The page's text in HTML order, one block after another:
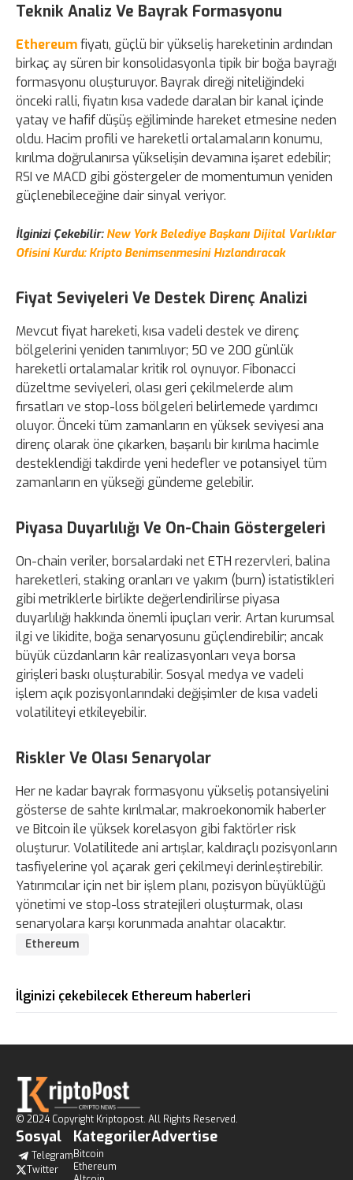
Teknik Analiz Ve Bayrak Formasyonu
Ethereumfiyatı, güçlü bir yükseliş hareketinin ardından
birkaç ay süren bir konsolidasyonla tipik bir boğa bayrağı
formasyonu oluşturuyor. Bayrak direği niteliğindeki
önceki ralli, fiyatın kısa vadede daralan bir kanal içinde
yatay ve hafif düşüş eğiliminde hareket etmesine neden
oldu. Hacim profili ve hareketli ortalamaların konumu,
kırılma doğrulanırsa yükselişin devamına işaret edebilir;
RSI ve MACD gibi göstergeler de momentumun yeniden
güçlenebileceğine dair sinyal veriyor.
İlginizi Çekebilir: New York Belediye Başkanı Dijital Varlıklar
Ofisini Kurdu: Kripto Benimsenmesini Hızlandıracak
Fiyat Seviyeleri Ve Destek Direnç Analizi
Mevcut fiyat hareketi, kısa vadeli destek ve direnç
bölgelerini yeniden tanımlıyor; 50 ve 200 günlük
hareketli ortalamalar kritik rol oynuyor. Fibonacci
düzeltme seviyeleri, olası geri çekilmelerde alım
fırsatları ve stop-loss bölgeleri belirlemede yardımcı
oluyor. Önceki tüm zamanların en yüksek seviyesi ana
direnç olarak öne çıkarken, başarılı bir kırılma hacimle
desteklendiği takdirde yeni hedefler ve potansiyel tüm
zamanların en yükseği gündeme gelebilir.
Piyasa Duyarlılığı Ve On-Chain Göstergeleri
On-chain veriler, borsalardaki net ETH rezervleri, balina
hareketleri, staking oranları ve yakım (burn) istatistikleri
gibi metriklerle birlikte değerlendirilirse piyasa
duyarlılığı hakkında önemli ipuçları verir. Artan kurumsal
ilgi ve likidite, boğa senaryosunu güçlendirebilir; ancak
büyük cüzdanların kâr realizasyonları veya borsa
girişleri baskı oluşturabilir. Sosyal medya ve vadeli
işlem açık pozisyonlarındaki değişimler de kısa vadeli
volatiliteyi etkileyebilir.
Riskler Ve Olası Senaryolar
Her ne kadar bayrak formasyonu yükseliş potansiyelini
gösterse de sahte kırılmalar, makroekonomik haberler
ve Bitcoin ile yüksek korelasyon gibi faktörler risk
oluşturur. Volatilitede ani artışlar, kaldıraçlı pozisyonların
tasfiyelerine yol açarak geri çekilmeyi derinleştirebilir.
Yatırımcılar için net bir işlem planı, pozisyon büyüklüğü
yönetimi ve stop-loss stratejileri oluşturmak, olası
senaryolara karşı korunmada anahtar olacaktır.
Ethereum
İlginizi çekebilecek Ethereum haberleri
© 2024 Copyright Kriptopost. All Rights Reserved.
Sosyal
Telegram
Twitter
Kategoriler
Bitcoin
Ethereum
Advertise